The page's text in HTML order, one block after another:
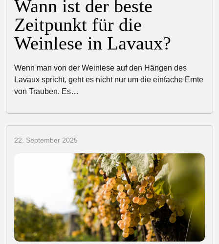
Wann ist der beste
Zeitpunkt für die
Weinlese in Lavaux?
Wenn man von der Weinlese auf den Hängen des
Lavaux spricht, geht es nicht nur um die einfache Ernte
von Trauben. Es…
22. September 2025